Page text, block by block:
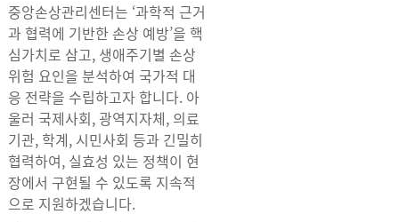
중앙손상관리센터는 ‘과학적 근거
과 협력에 기반한 손상 예방’을 핵
심가치로 삼고, 생애주기별 손상
위험 요인을 분석하여 국가적 대
응 전략을 수립하고자 합니다. 아
울러 국제사회, 광역지자체, 의료
기관, 학계, 시민사회 등과 긴밀히
협력하여, 실효성 있는 정책이 현
장에서 구현될 수 있도록 지속적
으로 지원하겠습니다.